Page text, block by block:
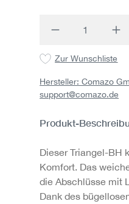
Produkt
Zur Wunschliste
Hersteller: Comazo
support@comazo.de
Produkt-
Dieser Triangel-BH
Komfort. Das
die Abschlüsse mit
Dank des